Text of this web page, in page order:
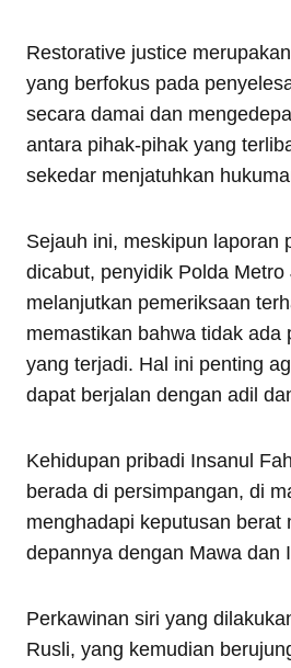
Restorative justice
yang berfokus pada
secara damai dan
antara pihak-pihak yang
sekedar menjatuhkan
Sejauh ini, meskipun laporan
dicabut, penyidik Polda Metro
melanjutkan pemeriksaan
memastikan bahwa tidak ada
yang terjadi. Hal ini penting
dapat berjalan dengan adil
Kehidupan pribadi Insanul
berada di persimpangan, di
menghadapi keputusan berat
depannya dengan Mawa dan
Perkawinan siri yang
Rusli, yang kemudian